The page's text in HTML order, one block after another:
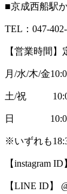
■京成西船駅
TEL：047-
【営業時間】
月/水/木/金
土/祝 10:00
日 10:00
※いずれも
【instagram
【LINE ID】